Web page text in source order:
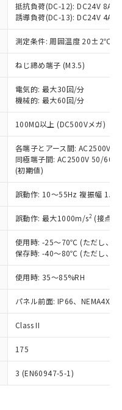
抵抗負荷(DC-12): DC24V 8A/
誘導負荷(DC-13): DC24V 4A/
測定条件: 周囲温度 20±2℃、
ねじ締め端子 (M3.5)
電気的: 最大30回/分
機械的: 最大60回/分
100MΩ以上 (DC500Vメガ)
各端子とアース間: AC2500V
同極端子間: AC2500V 50/
(初期値)
誤動作: 10～55Hz 複振幅
誤動作: 最大1000m/s2 (接点
使用時: -25～70℃ (ただし、氷
保存時: -40～80℃ (ただし、氷
使用時: 35～85%RH
パネル前面: IP66、NEMA4X,
Class II
175
3 (EN60947-5-1)
き、同意のうえ
御機器事業取扱
よび標準価格
ただくもので
商品の中には、
なる商品もある
。
格照会結果は、
点での社内デー
ものであり、閲
の在庫および標
があることをご
標準価格はお客
お客様担当のオ
・当社販売員に
店や当社販売拠
ク
」をご確認
格結果を当社の
に漏洩または開
ます。
リスト作成サー
くには、I-Web
令（10物質）の
対応品を出す予
令（10物質）の
または確認中の
ど無形物で、有
品です。
含有部品として
た場合などや
ります。
以下、 カド
ポリ臭化ビフェニル
ジフェニルエーテル類
、フタル酸ジブチル
酸ジイソブチル
び制御機器に対する
いては閾値を超える意
ます。
どにより、予定
す。
率が中国RoHSの
します。
が中国RoHSの
示します。
販売部門へお問
：
、 Cd(カドミウ
ポリ臭化ビフェ
臭化ジフェニルエーテ
、 DIBP(フタル酸ジ
タル酸ブチルベンジ
ル)) : 1000ppm
）のすべてが基
す。
において有害物
に深刻な影響を
す。
品のうち、外国
に定める商品
という）を輸出
る場合は、日本
たは役務取引許
必要な手続きを
する場合は、完
法に輸出されな
じます。
兵器、ミサイ
器またはその他
造装置等に一切
三者に販売する
よび3の内容を当
。また当社は、
わる関係者が違
ある場合は、取
。
あり
いが在庫あり
在庫状況につ
お取引先、ま
オムロン制御
販売員にご確
た在庫状況の
ない機種